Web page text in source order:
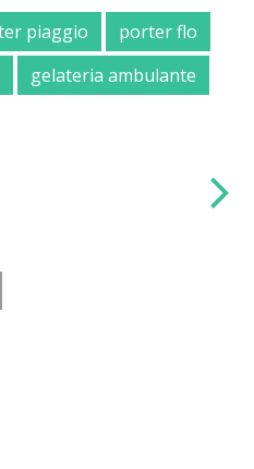
piaggio
porter flo
gelateria ambulante